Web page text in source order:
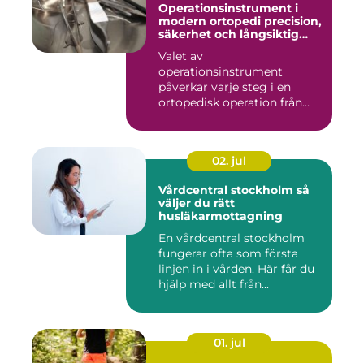
Operationsinstrument i
modern ortopedi precision,
säkerhet och långsiktig
Valet av
operationsinstrument
påverkar varje steg i en
ortopedisk operation från
02. jul
Vårdcentral stockholm så
väljer du rätt
husläkarmottagning
En vårdcentral stockholm
fungerar ofta som första
linjen in i vården. Här får du
hjälp med allt från...
01. jul